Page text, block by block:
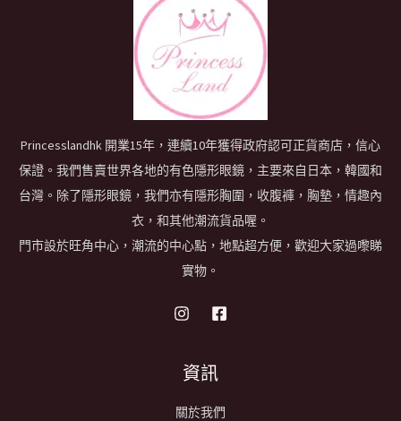
Princesslandhk 開業15年，連續10年獲得政府認可正貨商店，信心
保證。我們售賣世界各地的有色隱形眼鏡，主要來自日本，韓國和
台灣。除了隱形眼鏡，我們亦有隱形胸圍，收腹褲，胸墊，情趣內
衣，和其他潮流貨品喔。
門市設於旺角中心，潮流的中心點，地點超方便，歡迎大家過嚟睇
實物。
資訊
關於我們